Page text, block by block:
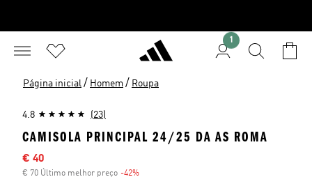
1
Página inicial / Homem / Roupa
4.8 (23)
CAMISOLA PRINCIPAL 24/25 DA AS ROMA
Preço com desconto
€ 40
€ 70 Último melhor preço -42%